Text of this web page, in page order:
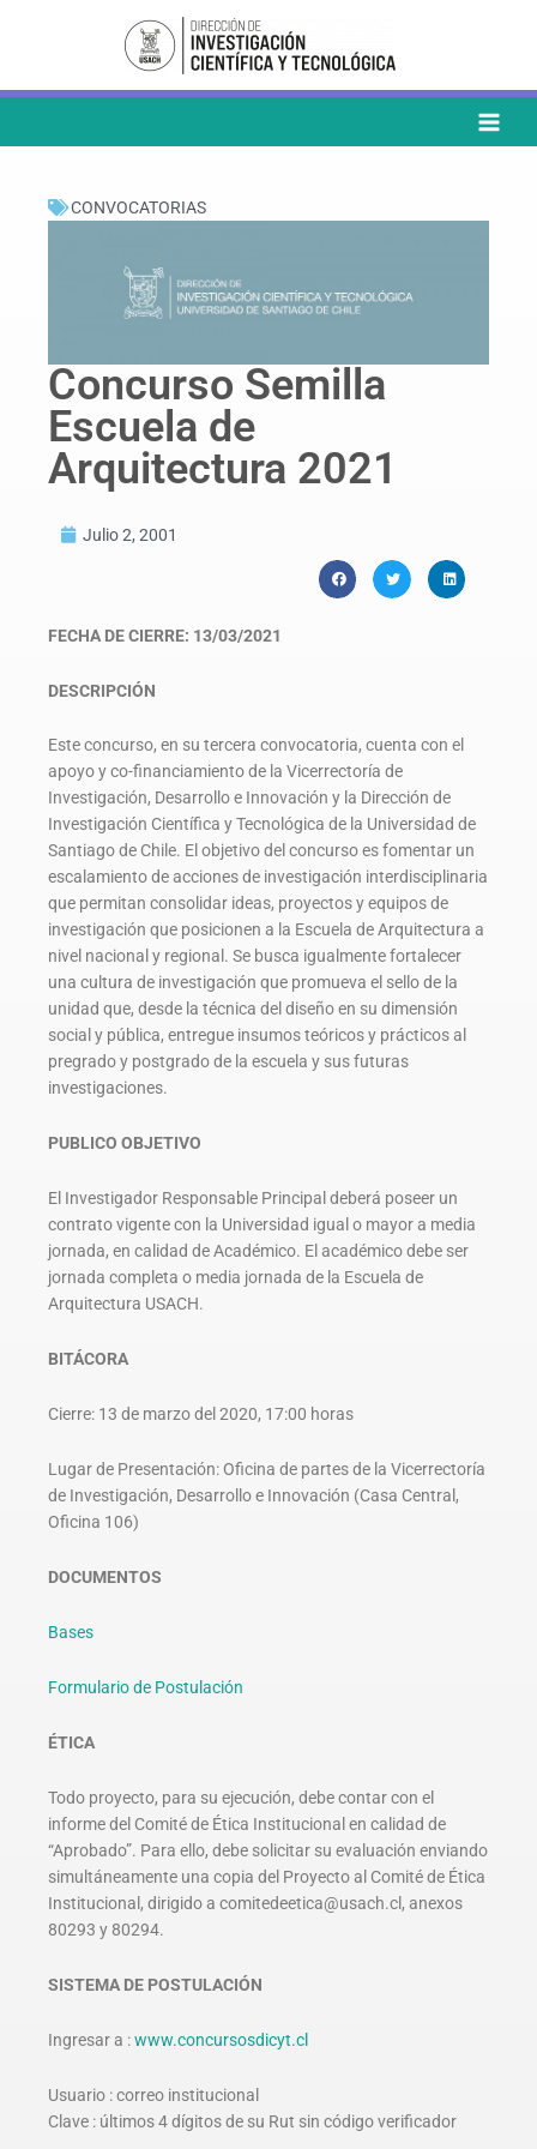
CONVOCATORIAS
Concurso Semilla
Escuela de
Arquitectura 2021
Julio 2, 2001
FECHA DE CIERRE: 13/03/2021
DESCRIPCIÓN
Este concurso, en su tercera convocatoria, cuenta con el
apoyo y co-financiamiento de la Vicerrectoría de
Investigación, Desarrollo e Innovación y la Dirección de
Investigación Científica y Tecnológica de la Universidad de
Santiago de Chile. El objetivo del concurso es fomentar un
escalamiento de acciones de investigación interdisciplinaria
que permitan consolidar ideas, proyectos y equipos de
investigación que posicionen a la Escuela de Arquitectura a
nivel nacional y regional. Se busca igualmente fortalecer
una cultura de investigación que promueva el sello de la
unidad que, desde la técnica del diseño en su dimensión
social y pública, entregue insumos teóricos y prácticos al
pregrado y postgrado de la escuela y sus futuras
investigaciones.
PUBLICO OBJETIVO
El Investigador Responsable Principal deberá poseer un
contrato vigente con la Universidad igual o mayor a media
jornada, en calidad de Académico. El académico debe ser
jornada completa o media jornada de la Escuela de
Arquitectura USACH.
BITÁCORA
Cierre: 13 de marzo del 2020, 17:00 horas
Lugar de Presentación: Oficina de partes de la Vicerrectoría
de Investigación, Desarrollo e Innovación (Casa Central,
Oficina 106)
DOCUMENTOS
Bases
Formulario de Postulación
ÉTICA
Todo proyecto, para su ejecución, debe contar con el
informe del Comité de Ética Institucional en calidad de
“Aprobado”. Para ello, debe solicitar su evaluación enviando
simultáneamente una copia del Proyecto al Comité de Ética
Institucional, dirigido a comitedeetica@usach.cl, anexos
80293 y 80294.
SISTEMA DE POSTULACIÓN
Ingresar a :www.concursosdicyt.cl
Usuario : correo institucional
Clave : últimos 4 dígitos de su Rut sin código verificador